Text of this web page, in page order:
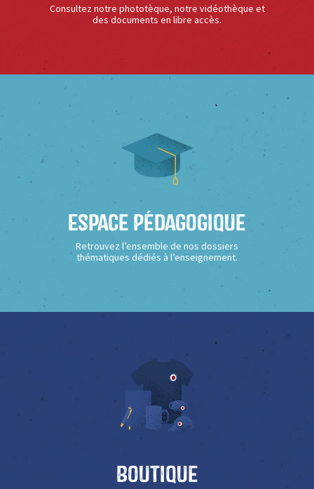
Consultez notre phototèque, notre vidéothèque et
des documents en libre accès.
Espace Pédagogique
Retrouvez l’ensemble de nos dossiers
thématiques dédiés à l’enseignement.
Boutique